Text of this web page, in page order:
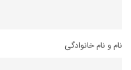
نام و نام خانوادگی